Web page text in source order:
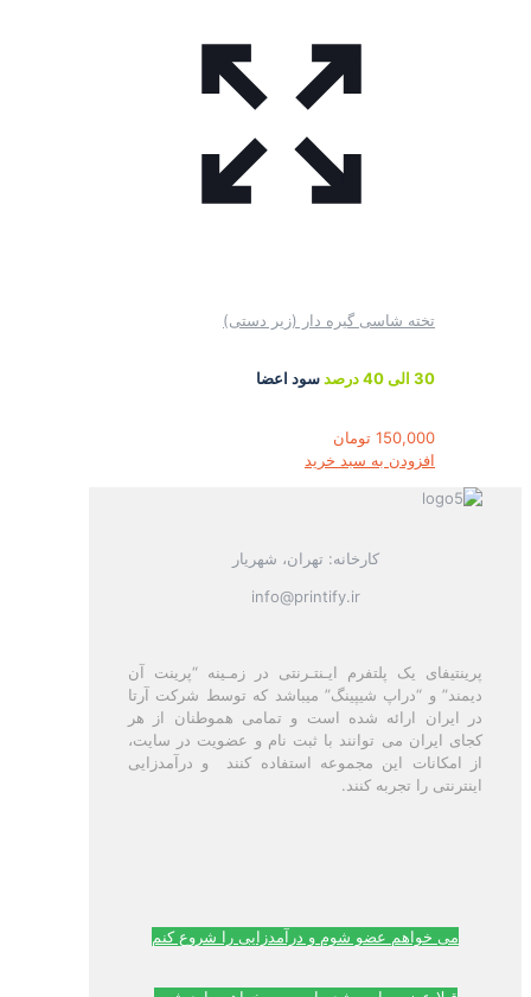
تخته شاسی گیره دار (زیر دستی)
30 الی 40 درصد سود اعضا
150,000 تومان
افزودن به سبد خرید
کارخانه: تهران، شهریار
info@printify.ir
پرینتیفای یک پلتفرم ایـنتـرنتی در زمـینه “پرینت آن
دیمند” و “دراپ شیپینگ” میباشد که توسط شرکت آرتا
در ایران ارائه شده است و تمامی هموطنان از هر
کجای ایران می توانند با ثبت نام و عضویت در سایت،
از امکانات این مجموعه استفاده کنند و درآمدزایی
اینترنتی را تجربه کنند.
می خواهم عضو شوم و درآمدزایی را شروع کنم